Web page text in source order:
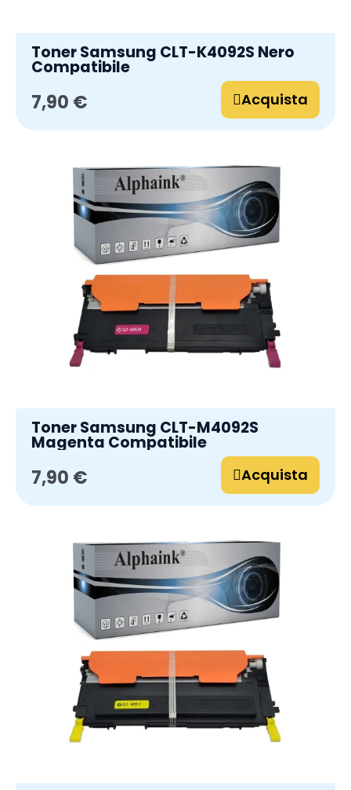
Toner Samsung CLT-K4092S Nero
Compatibile
7,90 € Acquista
Toner Samsung CLT-M4092S
Magenta Compatibile
7,90 € Acquista